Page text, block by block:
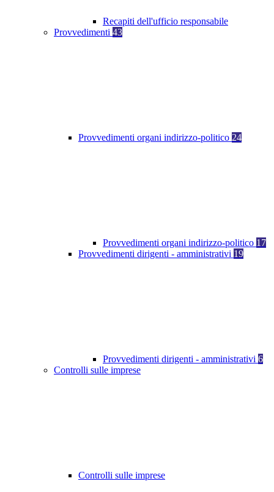
Recapiti dell'ufficio responsabile
Provvedimenti 43
Provvedimenti organi indirizzo-politico 24
Provvedimenti organi indirizzo-politico 17
Provvedimenti dirigenti - amministrativi 19
Provvedimenti dirigenti - amministrativi 6
Controlli sulle imprese
Controlli sulle imprese